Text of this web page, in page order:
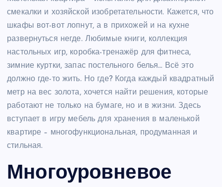
смекалки и хозяйской изобретательности. Кажется, что
шкафы вот-вот лопнут, а в прихожей и на кухне
развернуться негде. Любимые книги, коллекция
настольных игр, коробка-тренажёр для фитнеса,
зимние куртки, запас постельного белья… Всё это
должно где-то жить. Но где? Когда каждый квадратный
метр на вес золота, хочется найти решения, которые
работают не только на бумаге, но и в жизни. Здесь
вступает в игру мебель для хранения в маленькой
квартире – многофункциональная, продуманная и
стильная.
Многоуровневое